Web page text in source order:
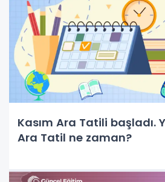
Kasım Ara Tatili başladı.
Ara Tatil ne zaman?